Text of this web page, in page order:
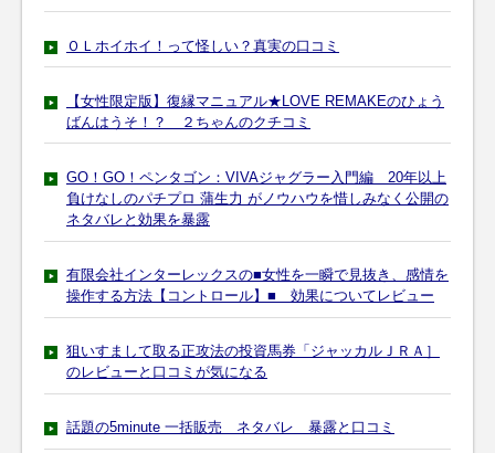
ＯＬホイホイ！って怪しい？真実の口コミ
【女性限定版】復縁マニュアル★LOVE REMAKEのひょう
ばんはうそ！？ ２ちゃんのクチコミ
GO！GO！ペンタゴン：VIVAジャグラー入門編 20年以上
負けなしのパチプロ 蒲生力 がノウハウを惜しみなく公開の
ネタバレと効果を暴露
有限会社インターレックスの■女性を一瞬で見抜き、感情を
操作する方法【コントロール】■ 効果についてレビュー
狙いすまして取る正攻法の投資馬券「ジャッカルＪＲＡ］
のレビューと口コミが気になる
話題の5minute 一括販売 ネタバレ 暴露と口コミ